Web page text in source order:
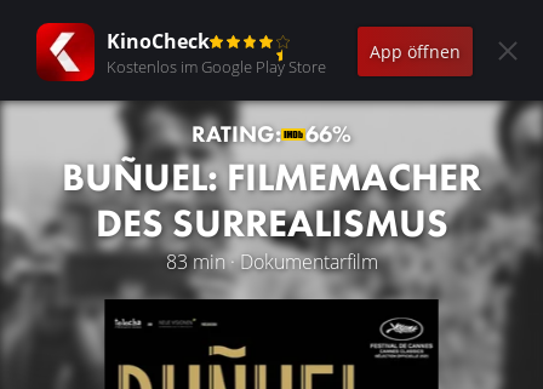
KinoCheck
Kostenlos im Google Play Store
App öffnen
RATING: 66%
BUÑUEL: FILMEMACHER
DES SURREALISMUS
83 min · Dokumentarfilm